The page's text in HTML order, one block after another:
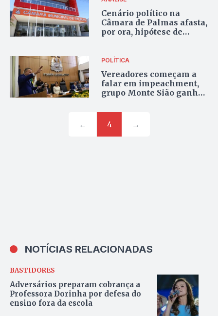
Cenário político na
Câmara de Palmas afasta,
por ora, hipótese de
POLÍTICA
Vereadores começam a
falar em impeachment,
grupo Monte Sião ganha
secretariado, os
bastidores da política na
Capital
← 4 →
NOTÍCIAS RELACIONADAS
BASTIDORES
Adversários preparam cobrança a
Professora Dorinha por defesa do
ensino fora da escola